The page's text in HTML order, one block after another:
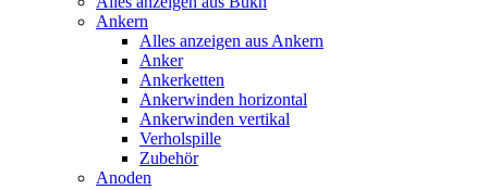
Ankern
Alles anzeigen aus Ankern
Anker
Ankerketten
Ankerwinden horizontal
Ankerwinden vertikal
Verholspille
Zubehör
Anoden